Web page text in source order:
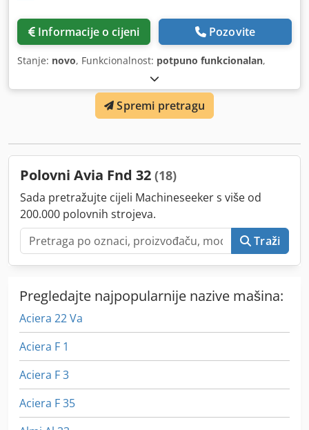
Informacije o cijeni Pozovite
Stanje: novo, Funkcionalnost: potpuno funkcionalan,
Spremi pretragu
Polovni Avia Fnd 32 (18)
Sada pretražujte cijeli Machineseeker s više od
200.000 polovnih strojeva.
Traži
Pregledajte najpopularnije nazive mašina:
Aciera 22 Va
Aciera F 1
Aciera F 3
Aciera F 35